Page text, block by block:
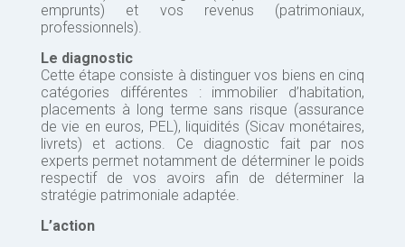
emprunts) et vos revenus (patrimoniaux,
professionnels).
Le diagnostic
Cette étape consiste à distinguer vos biens en cinq
catégories différentes : immobilier d’habitation,
placements à long terme sans risque (assurance
de vie en euros, PEL), liquidités (Sicav monétaires,
livrets) et actions. Ce diagnostic fait par nos
experts permet notamment de déterminer le poids
respectif de vos avoirs afin de déterminer la
stratégie patrimoniale adaptée.
L’action